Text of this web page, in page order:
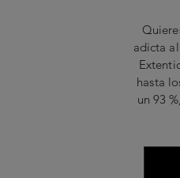
adicta
hasta
un 93